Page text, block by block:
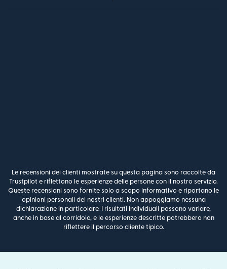
Le recensioni dei clienti mostrate su questa pagina sono raccolte da
Trustpilot e riflettono le esperienze delle persone con il nostro servizio.
Queste recensioni sono fornite solo a scopo informativo e riportano le
opinioni personali dei nostri clienti. Non appoggiamo nessuna
dichiarazione in particolare. I risultati individuali possono variare,
anche in base al corridoio, e le esperienze descritte potrebbero non
riflettere il percorso cliente tipico.